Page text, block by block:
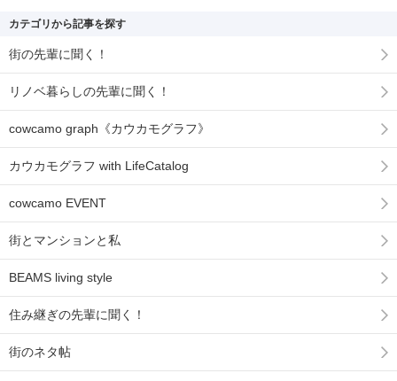
カテゴリから記事を探す
街の先輩に聞く！
リノベ暮らしの先輩に聞く！
cowcamo graph《カウカモグラフ》
カウカモグラフ with LifeCatalog
cowcamo EVENT
街とマンションと私
BEAMS living style
住み継ぎの先輩に聞く！
街のネタ帖